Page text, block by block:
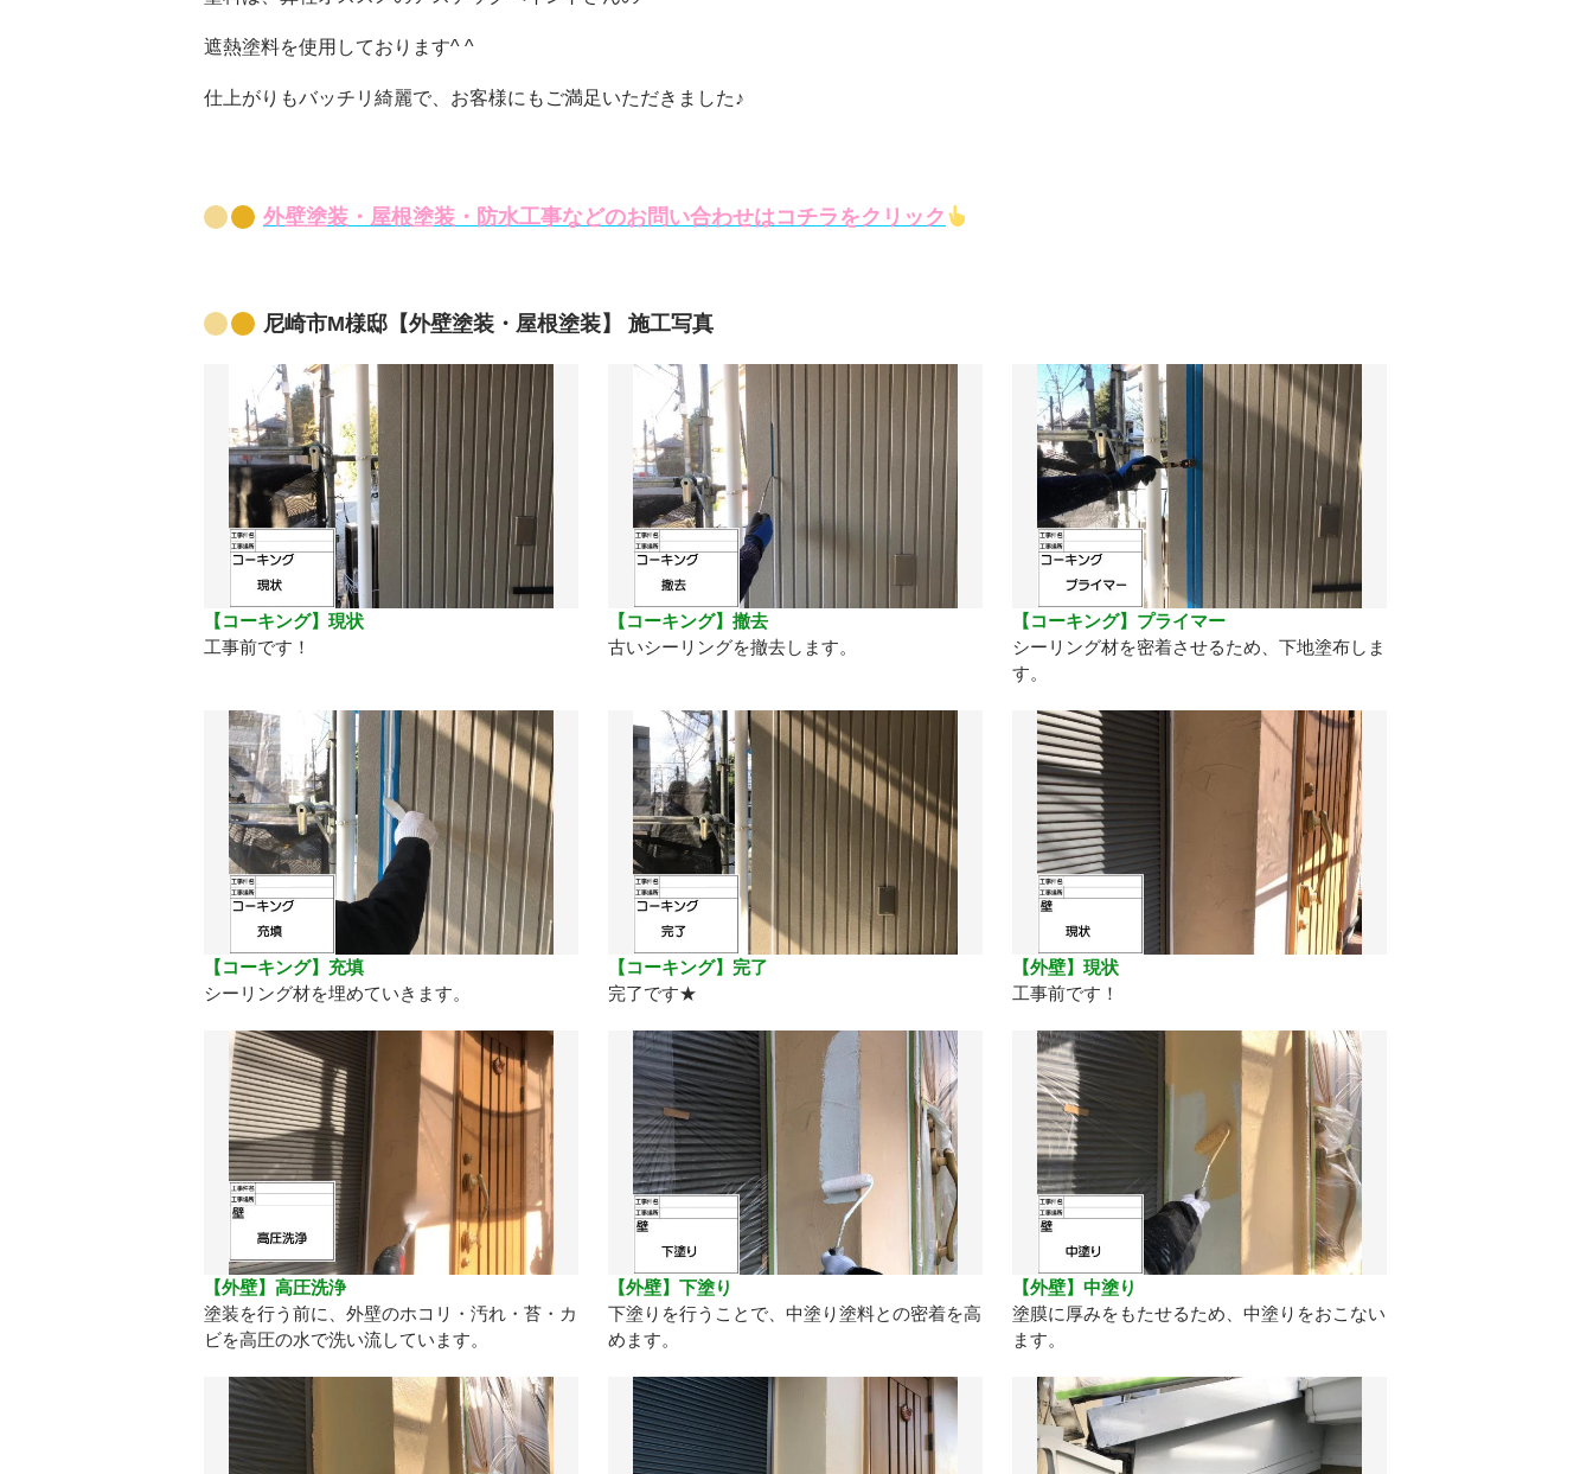
遮熱塗料を使用しております^ ^
仕上がりもバッチリ綺麗で、お客様にもご満足いただきました♪
外壁塗装・屋根塗装・防水工事などのお問い合わせはコチラをクリック
尼崎市M様邸【外壁塗装・屋根塗装】 施工写真
【コーキング】現状
工事前です！
【コーキング】撤去
古いシーリングを撤去します。
【コーキング】プライマー
シーリング材を密着させるため、下地塗布しま
す。
【コーキング】充填
シーリング材を埋めていきます。
【コーキング】完了
完了です★
【外壁】現状
工事前です！
【外壁】高圧洗浄
塗装を行う前に、外壁のホコリ・汚れ・苔・カ
ビを高圧の水で洗い流しています。
【外壁】下塗り
下塗りを行うことで、中塗り塗料との密着を高
めます。
【外壁】中塗り
塗膜に厚みをもたせるため、中塗りをおこない
ます。